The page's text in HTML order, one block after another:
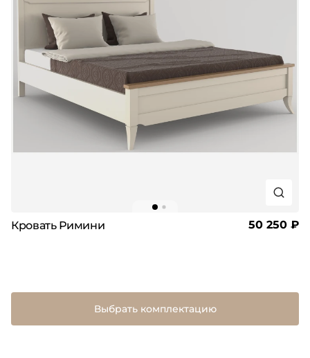
Кровать Римини 50 250 ₽
Выбрать комплектацию